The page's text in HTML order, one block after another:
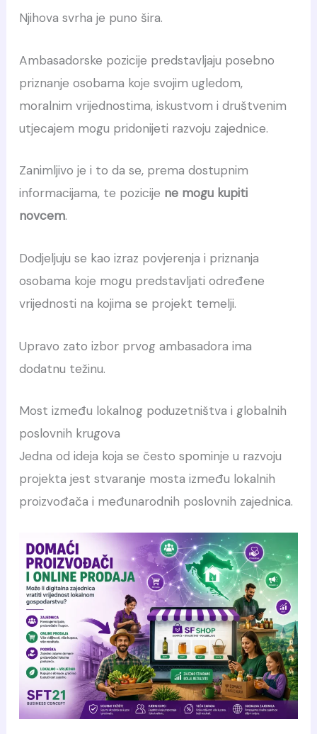
Njihova svrha je puno šira.
Ambasadorske pozicije predstavljaju posebno
priznanje osobama koje svojim ugledom,
moralnim vrijednostima, iskustvom i društvenim
utjecajem mogu pridonijeti razvoju zajednice.
Zanimljivo je i to da se, prema dostupnim
informacijama, te pozicije ne mogu kupiti
novcem.
Dodjeljuju se kao izraz povjerenja i priznanja
osobama koje mogu predstavljati određene
vrijednosti na kojima se projekt temelji.
Upravo zato izbor prvog ambasadora ima
dodatnu težinu.
Most između lokalnog poduzetništva i globalnih
poslovnih krugova
Jedna od ideja koja se često spominje u razvoju
projekta jest stvaranje mosta između lokalnih
proizvođača i međunarodnih poslovnih zajednica.